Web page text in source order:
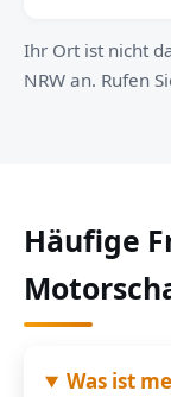
Ihr Ort ist nicht
NRW an. Rufen
Häufige
Was ist